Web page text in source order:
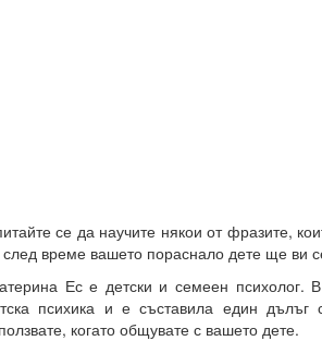
се да научите някои от фразите,
след време вашето пораснало дете ще ви
Ес е детски и семеен психолог.
психика и е съставила един
когато общувате с вашето дете.